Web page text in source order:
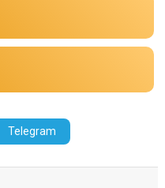
Telegram